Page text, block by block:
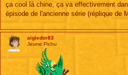
ça cool là chine, ça va effectivement
épisode de l'ancienne série (réplique de
aigledor83
Jeune Pichu